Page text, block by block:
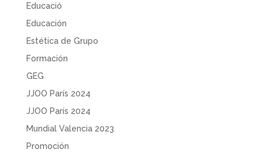
Educació
Educación
Estética de Grupo
Formación
GEG
JJOO París 2024
JJOO París 2024
Mundial Valencia 2023
Promoción